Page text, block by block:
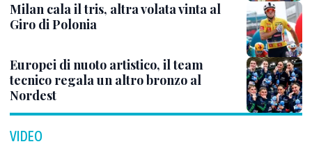
Milan cala il tris, altra volata vinta al
Giro di Polonia
Europei di nuoto artistico, il team
tecnico regala un altro bronzo al
Nordest
VIDEO